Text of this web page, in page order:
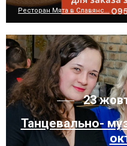
Ресторан Мята в Славянс...
23
Танцевально-